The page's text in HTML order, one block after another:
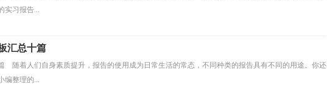
实习报告...
汇总十篇
随着人们自身素质提升，报告的使用成为日常生活的常态，不同种类的报告具有不同的用途。你还
编整理的...